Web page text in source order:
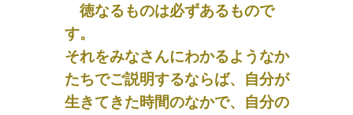
徳なるものは必ずあるもので
す。
それをみなさんにわかるようなか
たちでご説明するならば、自分が
生きてきた時間のなかで、自分の